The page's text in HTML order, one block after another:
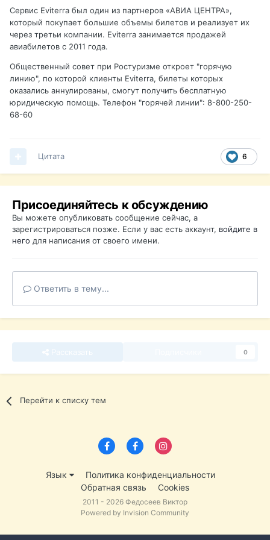
Сервис Eviterra был один из партнеров «АВИА ЦЕНТРА»,
который покупает большие объемы билетов и реализует их
через третьи компании. Eviterra занимается продажей
авиабилетов с 2011 года.
Общественный совет при Ростуризме откроет "горячую
линию", по которой клиенты Eviterra, билеты которых
оказались аннулированы, смогут получить бесплатную
юридическую помощь. Телефон "горячей линии": 8-800-250-
68-60
6
Цитата
Присоединяйтесь к обсуждению
Вы можете опубликовать сообщение сейчас, а
зарегистрироваться позже. Если у вас есть аккаунт, войдите в
него для написания от своего имени.
Ответить в тему...
0
Перейти к списку тем
Язык
Политика конфиденциальности
Обратная связь
Cookies
2011 - 2026 Федосеев Виктор
Powered by Invision Community